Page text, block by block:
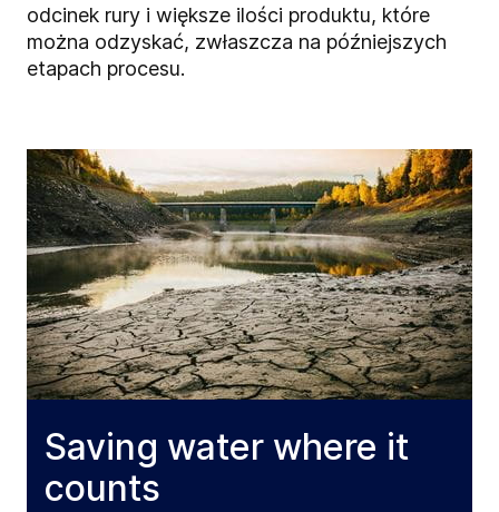
odcinek rury i większe ilości produktu, które
można odzyskać, zwłaszcza na późniejszych
etapach procesu.
Saving water where it
counts